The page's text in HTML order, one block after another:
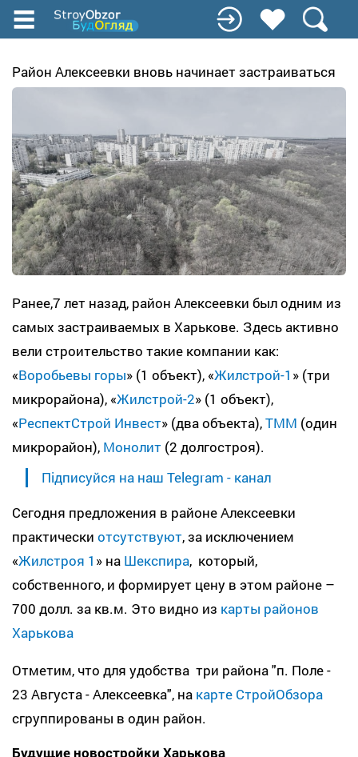
Перейти
содержанию
Район Алексеевки вновь начинает застраиваться
Ранее,7 лет назад, район Алексеевки был одним из
самых застраиваемых в Харькове. Здесь активно
вели строительство такие компании как:
«Воробьевы горы» (1 объект), «Жилстрой-1 » (три
микрорайона), «Жилстрой-2» (1 объект),
«РеспектСтрой Инвест» (два объекта),ТММ (один
микрорайон), Монолит (2 долгостроя).
Підписуйся на наш Telegram - канал
Сегодня предложения в районе Алексеевки
практически отсутствуют, за исключением
«Жилстроя 1 » на Шекспира, который,
собственного, и формирует цену в этом районе –
700 долл. за кв.м. Это видно из карты районов
Харькова
Отметим, что для удобства три района "п. Поле -
23 Августа - Алексеевка", на карте СтройОбзора
сгруппированы в один район.
Будущие новостройки Харькова